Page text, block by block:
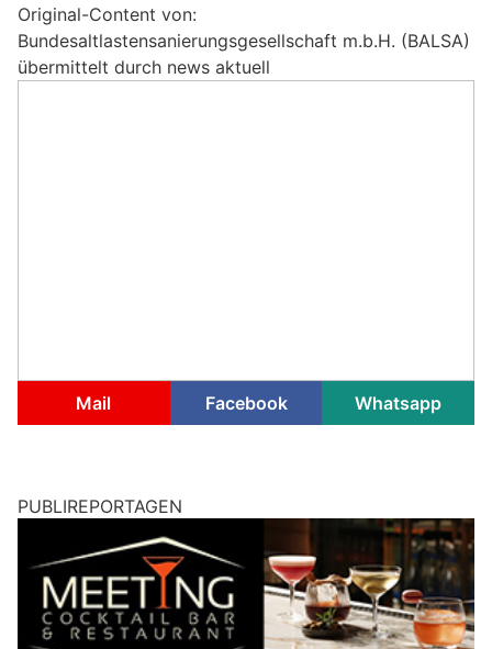
Original-Content von:
Bundesaltlastensanierungsgesellschaft m.b.H. (BALSA)
übermittelt durch news aktuell
Mail Facebook Whatsapp
PUBLIREPORTAGEN